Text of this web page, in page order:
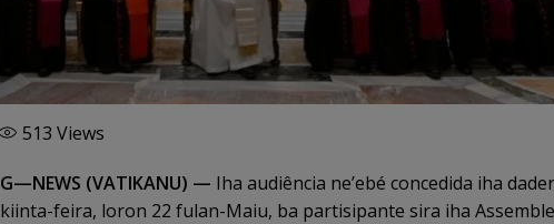
513 Views
G—NEWS (VATIKANU) — Iha audiência ne’ebé concedida iha dader
kiinta-feira, loron 22 fulan-Maiu, ba partisipante sira iha